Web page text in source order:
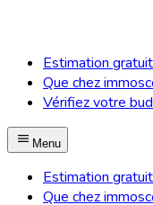
Estimation
Que chez
Vérifiez votre
Menu
Estimation
Que chez